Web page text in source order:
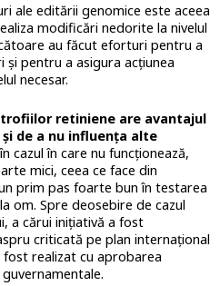
ale editării genomice este aceea
modificări nedorite la nivelul
au făcut eforturi pentru a
și pentru a asigura acțiunea
necesar.
retiniene are avantajul
de a nu influența alte
cazul în care nu funcționează,
mici, ceea ce face din
prim pas foarte bun în testarea
om. Spre deosebire de cazul
a cărui inițiativă a fost
criticată pe plan internațional
fost realizat cu aprobarea